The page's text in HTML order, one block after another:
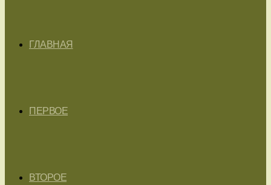
ГЛАВНАЯ
ПЕРВОЕ
ВТОРОЕ